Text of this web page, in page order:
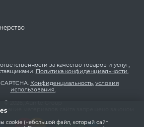
за качество товаров и услуг,
Политика конфиденциальности.
Конфиденциальность, условия
использования.
© 2026, Aunite Group
материалов сайта запрещено законом.
cookie (небольшой файл, который сайт